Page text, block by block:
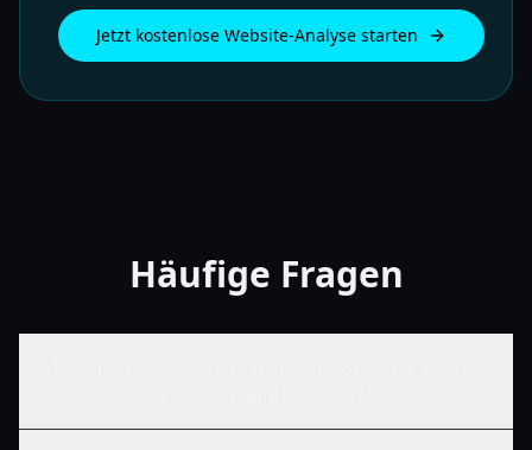
Jetzt kostenlose Website-Analyse starten
Häufige Fragen